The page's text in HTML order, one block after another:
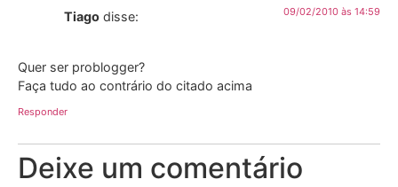
Tiago disse: 09/02/2010 às 14:59
Quer ser problogger?
Faça tudo ao contrário do citado acima
Responder
Deixe um comentário